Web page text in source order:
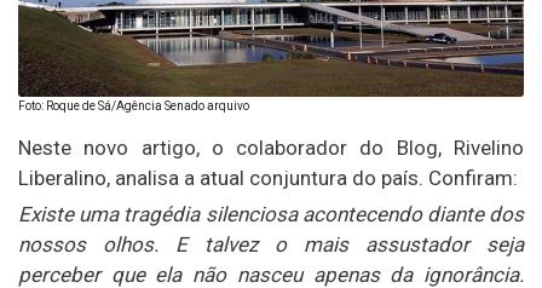
Foto: Roque de Sá/Agência Senado arquivo
Neste novo artigo, o colaborador do Blog, Rivelino
Liberalino, analisa a atual conjuntura do país. Confiram:
Existe uma tragédia silenciosa acontecendo diante dos
nossos olhos. E talvez o mais assustador seja
perceber que ela não nasceu apenas da ignorância.